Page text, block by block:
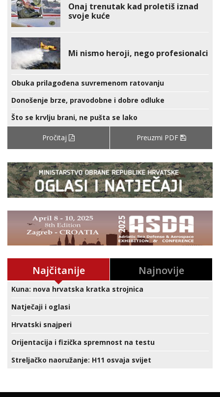
Onaj trenutak kad proletiš iznad
svoje kuće
Mi nismo heroji, nego profesionalci
Obuka prilagođena suvremenom ratovanju
Donošenje brze, pravodobne i dobre odluke
Što se krvlju brani, ne pušta se lako
Pročitaj Preuzmi PDF
Najčitanije Najnovije
Kuna: nova hrvatska kratka strojnica
Natječaji i oglasi
Hrvatski snajperi
Orijentacija i fizička spremnost na testu
Streljačko naoružanje: H11 osvaja svijet